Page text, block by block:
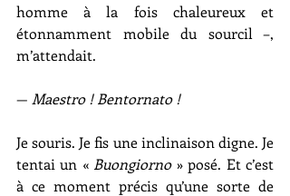
homme à la fois chaleureux et
étonnamment mobile du sourcil –,
m’attendait.
— Maestro ! Bentornato !
Je souris. Je fis une inclinaison digne. Je
tentai un « Buongiorno » posé. Et c’est
à ce moment précis qu’une sorte de